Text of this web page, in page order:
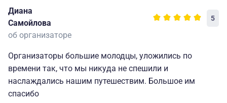
Диана
Самойлова
5
об организаторе
Организаторы большие молодцы, уложились по
времени так, что мы никуда не спешили и
наслаждались нашим путешествим. Большое им
спасибо